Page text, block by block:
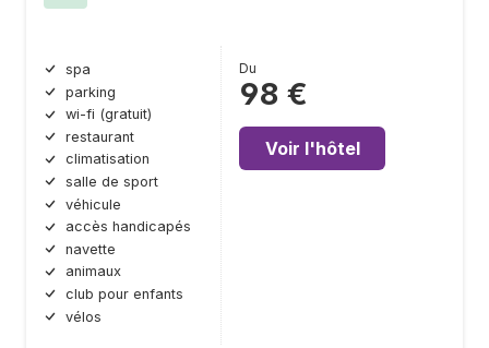
spa
parking
wi-fi (gratuit)
restaurant
climatisation
salle de sport
véhicule
accès handicapés
navette
animaux
club pour enfants
vélos
Du
98 €
Voir l'hôtel